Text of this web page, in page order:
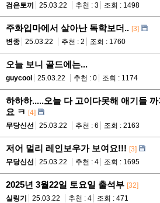
검은토끼 25.03.22 추천 : 3 조회 : 1498
주화입마에서 살아난 독학보더.. [3]
변종
25.03.22 추천 : 2 조회 : 1760
오늘 보니 골드에는...
guycool 25.03.22 추천 : 0 조회 : 1174
하하하.....오늘 다 고이다못해 애기들
요 ㅋ [4]
무당신선
25.03.22 추천 : 6 조회 : 2163
저어 멀리 레인보우가 보여요!!! [3]
무당신선
25.03.22 추천 : 4 조회 : 1695
2025년 3월22일 토요일 출석부 [32]
실링기
25.03.22 추천 : 4 조회 : 471